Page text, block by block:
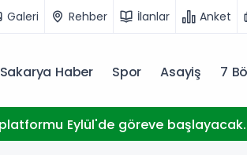
Galeri Rehber İlanlar Anket
Sakarya Haber Spor Asayiş 7